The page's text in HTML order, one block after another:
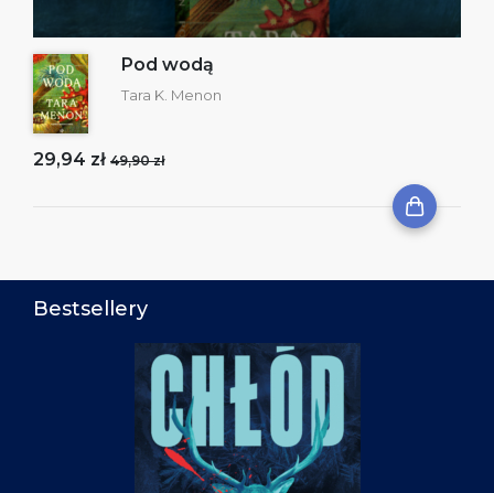
Pod wodą
Tara K. Menon
29,94 zł 49,90 zł
Bestsellery